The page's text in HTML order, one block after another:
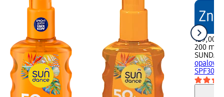
129,00
200 ml
SPF30,